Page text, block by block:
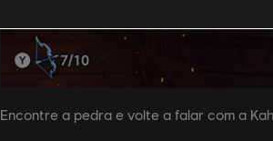
Encontre a pedra e volte a falar com a